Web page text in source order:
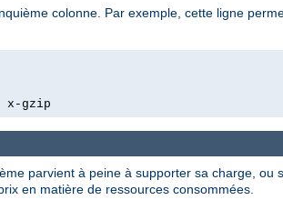
colonne. Par exemple, cette ligne
x-gzip
parvient à peine à supporter sa charge,
en matière de ressources consommées.